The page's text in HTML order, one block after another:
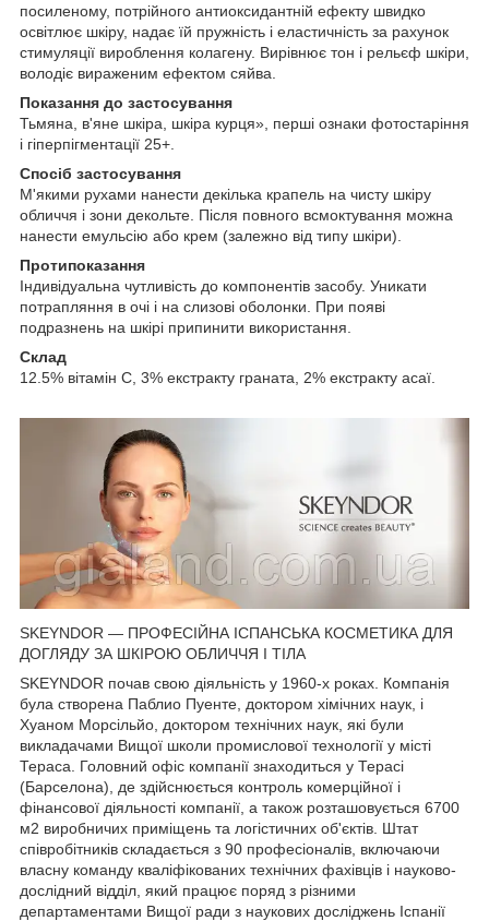
посиленому, потрійного антиоксидантній ефекту швидко
освітлює шкіру, надає їй пружність і еластичність за рахунок
стимуляції вироблення колагену. Вирівнює тон і рельєф шкіри,
володіє вираженим ефектом сяйва.
Показання до застосування
Тьмяна, в'яне шкіра, шкіра курця», перші ознаки фотостаріння
і гіперпігментації 25+.
Спосіб застосування
М'якими рухами нанести декілька крапель на чисту шкіру
обличчя і зони декольте. Після повного всмоктування можна
нанести емульсію або крем (залежно від типу шкіри).
Протипоказання
Індивідуальна чутливість до компонентів засобу. Уникати
потрапляння в очі і на слизові оболонки. При появі
подразнень на шкірі припинити використання.
Склад
12.5% вітамін C, 3% екстракту граната, 2% екстракту асаї.
SKEYNDOR — ПРОФЕСІЙНА ІСПАНСЬКА КОСМЕТИКА ДЛЯ
ДОГЛЯДУ ЗА ШКІРОЮ ОБЛИЧЧЯ І ТІЛА
SKEYNDOR почав свою діяльність у 1960-х роках. Компанія
була створена Паблио Пуенте, доктором хімічних наук, і
Хуаном Морсільйо, доктором технічних наук, які були
викладачами Вищої школи промислової технології у місті
Тераса. Головний офіс компанії знаходиться у Терасі
(Барселона), де здійснюється контроль комерційної і
фінансової діяльності компанії, а також розташовується 6700
м2 виробничих приміщень та логістичних об'єктів. Штат
співробітників складається з 90 професіоналів, включаючи
власну команду кваліфікованих технічних фахівців і науково-
дослідний відділ, який працює поряд з різними
департаментами Вищої ради з наукових досліджень Іспанії